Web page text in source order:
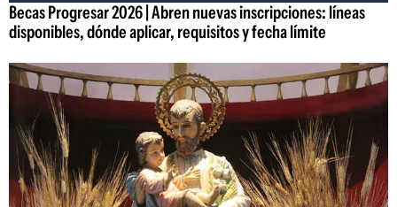
Becas Progresar 2026 | Abren nuevas inscripciones: líneas
disponibles, dónde aplicar, requisitos y fecha límite